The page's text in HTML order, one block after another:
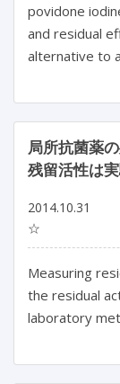
povidone
and residual
alternative to
局所抗菌薬
残留活性は
2014.10.31
☆
Measuring
the residual
laboratory